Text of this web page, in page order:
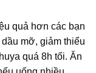
quả hơn các bạn
mỡ, giảm thiểu
quá 8h tối. Ăn